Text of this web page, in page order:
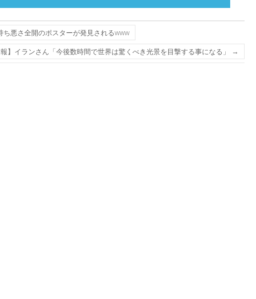
ち悪さ全開のポスターが発見されるwww
報】イランさん「今後数時間で世界は驚くべき光景を目撃する事になる」
→